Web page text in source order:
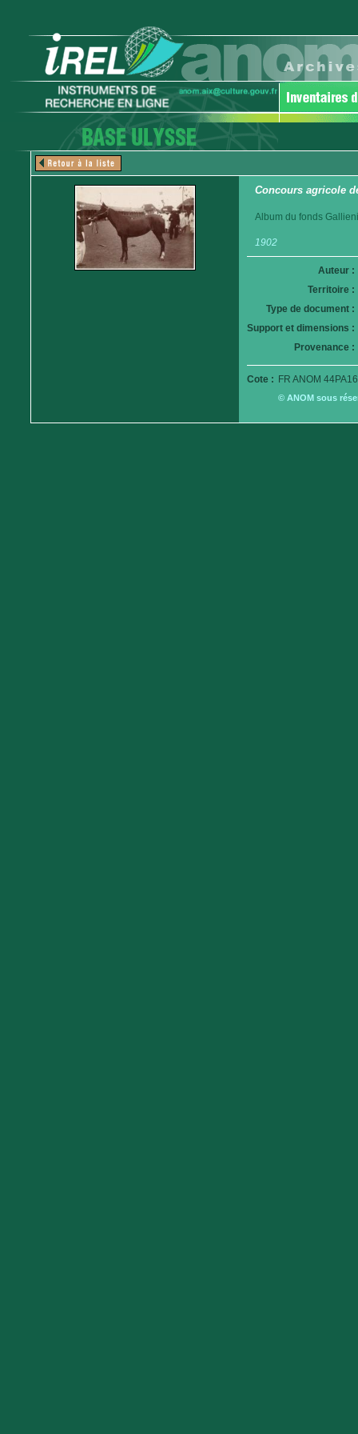
Concours agricole
Album du fonds
1902
Auteur :
Territoire :
Type de document :
Support et dimensions :
Provenance :
Cote : FR ANOM
© ANOM sous